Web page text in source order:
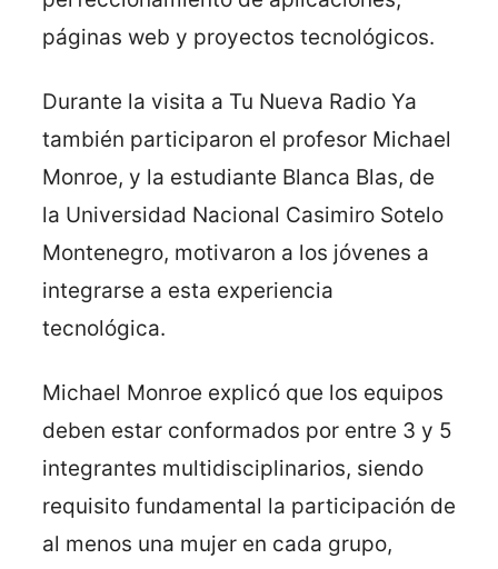
páginas web y proyectos tecnológicos.
Durante la visita a Tu Nueva Radio Ya
también participaron el profesor Michael
Monroe, y la estudiante Blanca Blas, de
la Universidad Nacional Casimiro Sotelo
Montenegro, motivaron a los jóvenes a
integrarse a esta experiencia
tecnológica.
Michael Monroe explicó que los equipos
deben estar conformados por entre 3 y 5
integrantes multidisciplinarios, siendo
requisito fundamental la participación de
al menos una mujer en cada grupo,